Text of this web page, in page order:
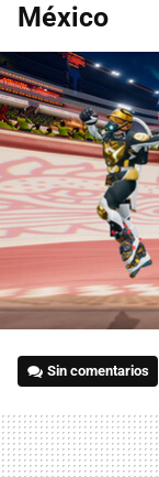
México
Sin comentarios